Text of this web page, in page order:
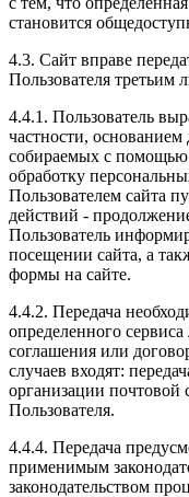
становится
4.3. Сайт вправе
Пользователя третьим
4.4.1. Пользователь
частности,
собираемых с помощью
обработку
Пользователем сайта
действий -
Пользователь
посещении сайта, а
формы на сайте.
4.4.2. Передача
определенного
соглашения или
случаев входят:
организации почтовой
Пользователя.
4.4.4. Передача
применимым
законодательством